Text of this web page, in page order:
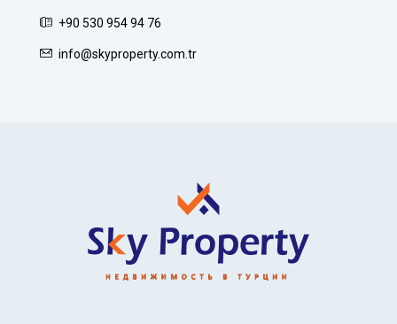
+90 530 954 94 76
info@skyproperty.com.tr